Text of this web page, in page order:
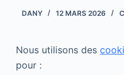
n
u
DANY 12 MARS 2026
Nous utilisons des
pour :